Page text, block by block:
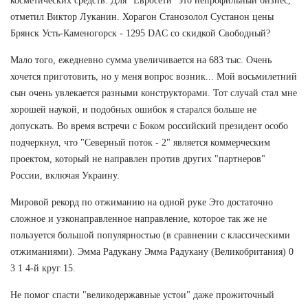
отметил Виктор Луканин. Хорагон Станозолол Сустанон цены
Брянск Усть-Каменогорск - 1295 DAC со скидкой Свободный?
Мало того, ежедневно сумма увеличивается на 683 тыс. Очень
хочется приготовить, но у меня вопрос возник... Мой восьмилетний
сын очень увлекается разными конструкторами. Тот случай стал мне
хорошей наукой, и подобных ошибок я старался больше не
допускать. Во время встречи с Боком российский президент особо
подчеркнул, что "Северный поток - 2" является коммерческим
проектом, который не направлен против других "партнеров"
России, включая Украину.
Мировой рекорд по отжиманию на одной руке Это достаточно
сложное и узконаправленное направление, которое так же не
пользуется большой популярностью (в сравнении с классическими
отжиманиями). Эмма Радукану Эмма Радукану (Великобритания) 0
3 1 4-й круг 15.
Не помог спасти "великодержавные устои" даже прожиточный